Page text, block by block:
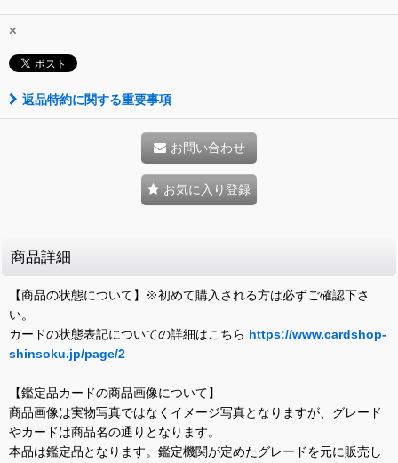
×
返品特約に関する重要事項
お問い合わせ
お気に入り登録
商品詳細
【商品の状態について】※初めて購入される方は必ずご確認下さ
い。
カードの状態表記についての詳細はこちら https://www.cardshop-
shinsoku.jp/page/2
【鑑定品カードの商品画像について】
商品画像は実物写真ではなくイメージ写真となりますが、グレード
やカードは商品名の通りとなります。
本品は鑑定品となります。鑑定機関が定めたグレードを元に販売し